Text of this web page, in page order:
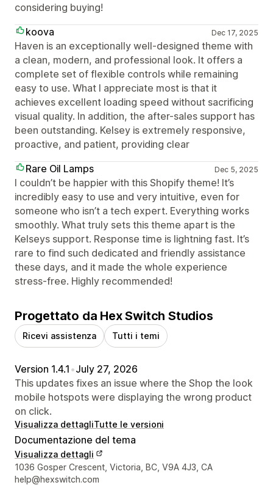
considering buying!
koova
Dec 17, 2025
Haven is an exceptionally well-designed theme with
a clean, modern, and professional look. It offers a
complete set of flexible controls while remaining
easy to use. What I appreciate most is that it
achieves excellent loading speed without sacrificing
visual quality. In addition, the after-sales support has
been outstanding. Kelsey is extremely responsive,
proactive, and patient, providing clear
Rare Oil Lamps
Dec 5, 2025
I couldn’t be happier with this Shopify theme! It’s
incredibly easy to use and very intuitive, even for
someone who isn’t a tech expert. Everything works
smoothly. What truly sets this theme apart is the
Kelseys support. Response time is lightning fast. It’s
rare to find such dedicated and friendly assistance
these days, and it made the whole experience
stress-free. Highly recommended!
Progettato da Hex Switch Studios
Ricevi assistenza Tutti i temi
Version 1.4.1 •July 27, 2026
This updates fixes an issue where the Shop the look
mobile hotspots were displaying the wrong product
on click.
Visualizza dettagliTutte le versioni
Documentazione del tema
Visualizza dettagli
Recapiti del designer
1036 Gosper Crescent, Victoria, BC, V9A 4J3, CA
help@hexswitch.com